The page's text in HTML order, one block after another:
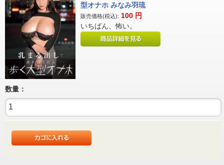
型オナホ みなみ羽琉
販売価格(税込): 100 円
いちばん、怖い。
数量：